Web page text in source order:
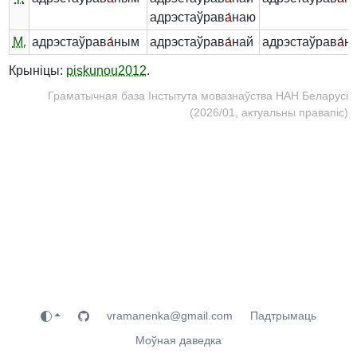
адрэстаўрава́наю
М. адрэстаўрава́ным адрэстаўрава́най адрэстаўрава́
Крыніцы: piskunou2012.
Граматычная база Інстытута мовазнаўства НАН Беларусі
(2026/01, актуальны правапіс)
vramanenka@gmail.com
Падтрымаць
Моўная даведка